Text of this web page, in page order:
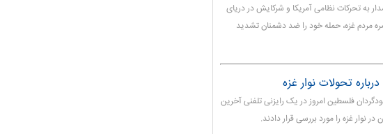
تحرکات نظامی آمریکا و شرکایش در دریای
مردم غزه، حمله خود را ضد دشمنان تشدید
تحولات نوار غزه
فلسطین امروز در یک رایزنی تلفنی آخرین
نوار غزه را مورد بررسی قرار دادند.